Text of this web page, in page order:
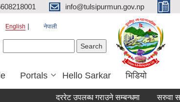
info@tulsipurmun.gov.np
English नेपाली
Portals Hello Sarkar भिडियो
दररेट उपलब्ध गराउने सम्बन्धमा सरुवा